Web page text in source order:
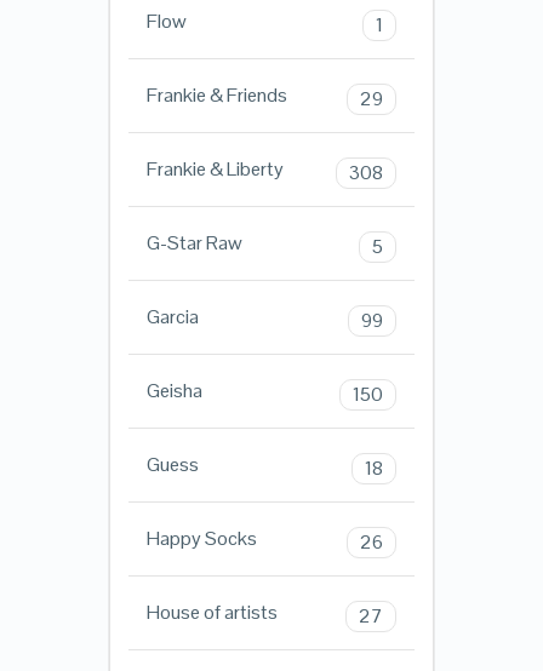
Flow 1
Frankie & Friends 29
Frankie & Liberty 308
G-Star Raw 5
Garcia 99
Geisha 150
Guess 18
Happy Socks 26
House of artists 27